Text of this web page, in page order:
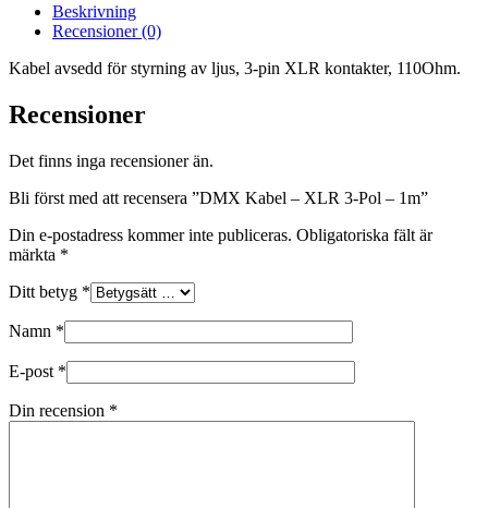
Beskrivning
Recensioner (0)
Kabel avsedd för styrning av ljus, 3-pin XLR kontakter, 110Ohm.
Recensioner
Det finns inga recensioner än.
Bli först med att recensera ”DMX Kabel – XLR 3-Pol – 1m”
Din e-postadress kommer inte publiceras. Obligatoriska fält är
märkta *
Ditt betyg *
Namn *
E-post *
Din recension *